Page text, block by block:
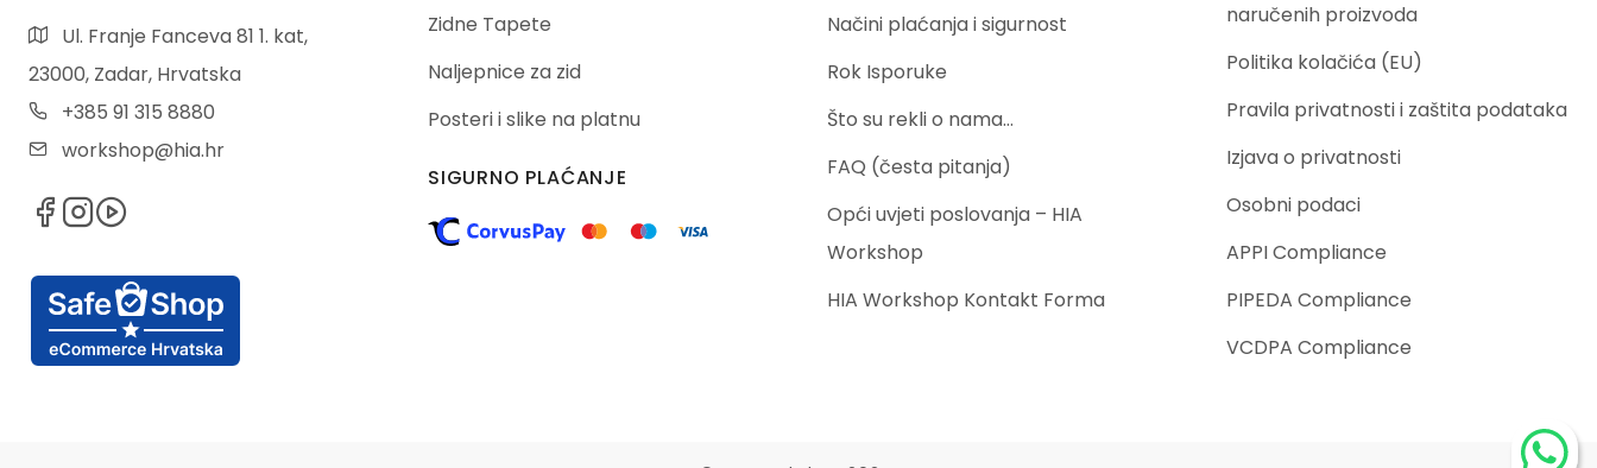
Ul. Franje Fanceva 81 1. kat,
23000, Zadar, Hrvatska
+385 91 315 8880
workshop@hia.hr
Zidne Tapete
Naljepnice za zid
Posteri i slike na platnu
SIGURNO PLAĆANJE
Načini plaćanja i sigurnost
Rok Isporuke
Što su rekli o nama…
FAQ (česta pitanja)
Opći uvjeti poslovanja – HIA
Workshop
HIA Workshop Kontakt Forma
naručenih proizvoda
Politika kolačića (EU)
Pravila privatnosti i zaštita podataka
Izjava o privatnosti
Osobni podaci
APPI Compliance
PIPEDA Compliance
VCDPA Compliance